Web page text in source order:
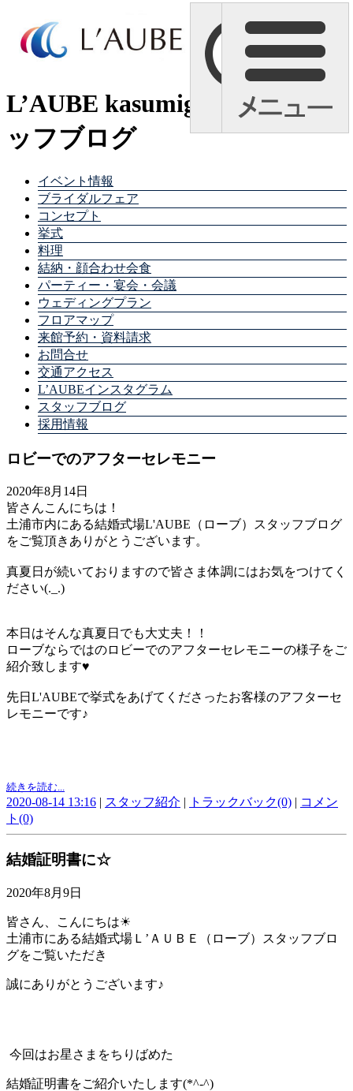
L’AUBE kasumigaura スタ
ッフブログ
イベント情報
ブライダルフェア
コンセプト
挙式
料理
結納・顔合わせ会食
パーティー・宴会・会議
ウェディングプラン
フロアマップ
来館予約・資料請求
お問合せ
交通アクセス
L’AUBEインスタグラム
スタッフブログ
採用情報
ロビーでのアフターセレモニー
2020年8月14日
皆さんこんにちは！
土浦市内にある結婚式場L'AUBE（ローブ）スタッフブログ
をご覧頂きありがとうございます。
真夏日が続いておりますので皆さま体調にはお気をつけてく
ださい(._.)
本日はそんな真夏日でも大丈夫！！
ローブならではのロビーでのアフターセレモニーの様子をご
紹介致します♥
先日L'AUBEで挙式をあげてくださったお客様のアフターセ
レモニーです♪
続きを読む...
2020-08-14 13:16 | スタッフ紹介 | トラックバック(0) | コメン
ト(0)
結婚証明書に☆
2020年8月9日
皆さん、こんにちは☀
土浦市にある結婚式場Ｌ’ＡＵＢＥ（ローブ）スタッフブロ
グをご覧いただき
誠にありがとうございます♪
今回はお星さまをちりばめた
結婚証明書をご紹介いたします(*^-^)